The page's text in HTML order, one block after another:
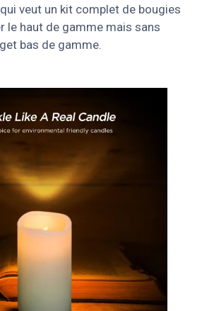
qui veut un kit complet de bougies
le haut de gamme mais sans
bas de gamme.